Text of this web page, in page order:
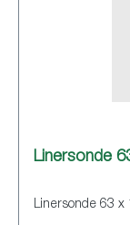
Linersonde
Linersonde 63 x